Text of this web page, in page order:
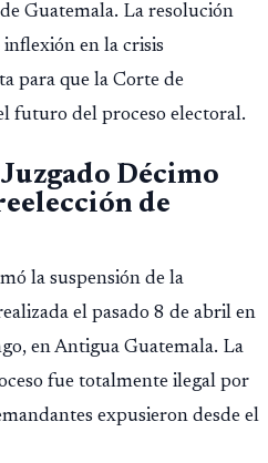
Guatemala. La resolución
en la crisis
para que la Corte de
futuro del proceso electoral.
Décimo
de
la suspensión de la
el pasado 8 de abril en
en Antigua Guatemala. La
fue totalmente ilegal por
expusieron desde el